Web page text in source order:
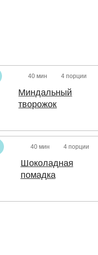
40 мин 4 порции
Миндальный
творожок
40 мин 4 порции
Шоколадная
помадка